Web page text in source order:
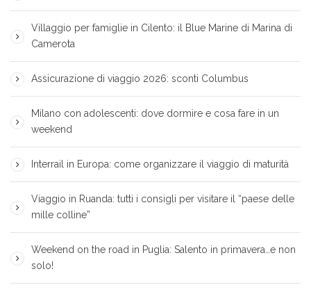
Villaggio per famiglie in Cilento: il Blue Marine di Marina di
Camerota
Assicurazione di viaggio 2026: sconti Columbus
Milano con adolescenti: dove dormire e cosa fare in un
weekend
Interrail in Europa: come organizzare il viaggio di maturità
Viaggio in Ruanda: tutti i consigli per visitare il “paese delle
mille colline”
Weekend on the road in Puglia: Salento in primavera…e non
solo!